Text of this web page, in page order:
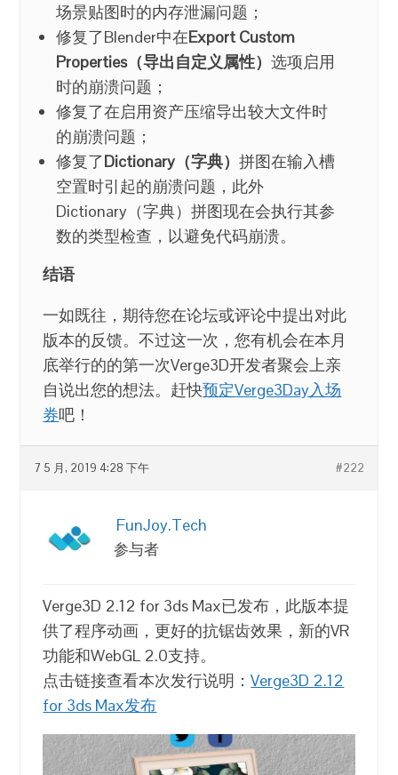
场景贴图时的内存泄漏问题；
修复了Blender中在Export Custom
Properties（导出自定义属性）选项启用
时的崩溃问题；
修复了在启用资产压缩导出较大文件时
的崩溃问题；
修复了Dictionary（字典）拼图在输入槽
空置时引起的崩溃问题，此外
Dictionary（字典）拼图现在会执行其参
数的类型检查，以避免代码崩溃。
结语
一如既往，期待您在论坛或评论中提出对此
版本的反馈。不过这一次，您有机会在本月
底举行的的第一次Verge3D开发者聚会上亲
自说出您的想法。赶快预定Verge3Day入场
券吧！
7 5 月, 2019 4:28 下午 #222
FunJoy.Tech
参与者
Verge3D 2.12 for 3ds Max已发布，此版本提
供了程序动画，更好的抗锯齿效果，新的VR
功能和WebGL 2.0支持。
点击链接查看本次发行说明：Verge3D 2.12
for 3ds Max发布